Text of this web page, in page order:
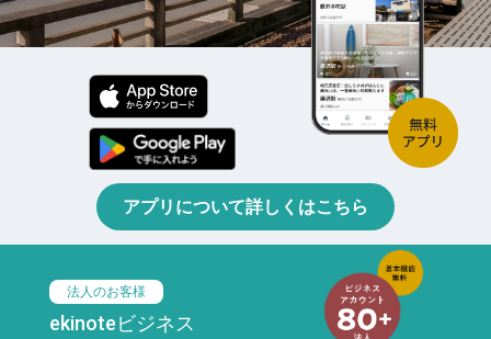
アプリについて詳しくはこちら
法人のお客様
ekinoteビジネス